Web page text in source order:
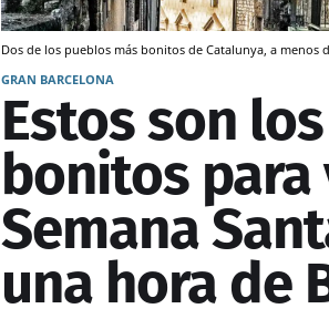
Dos de los pueblos más bonitos de Catalunya, a menos
GRAN BARCELONA
Estos son
bonitos
Semana
una hora de